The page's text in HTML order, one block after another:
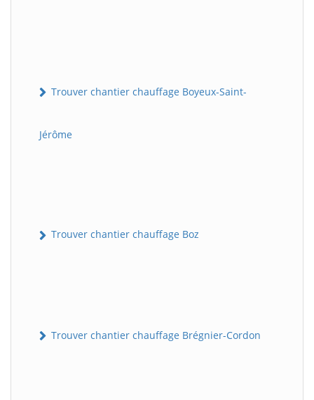
Trouver chantier chauffage Boyeux-Saint-
Jérôme
Trouver chantier chauffage Boz
Trouver chantier chauffage Brégnier-Cordon